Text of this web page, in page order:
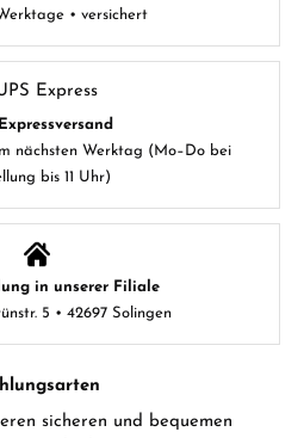
• versichert
nächsten Werktag (Mo–Do bei
bis 11 Uhr)
in unserer Filiale
5 • 42697 Solingen
sicheren und bequemen